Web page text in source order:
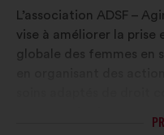
ORGANIZACIJE:
L’association ADSF –
vise à améliorer la prise
globale des femmes en